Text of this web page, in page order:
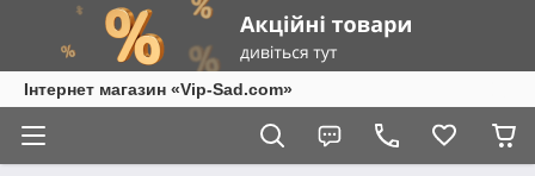
Інтернет магазин «Vip-Sad.com»